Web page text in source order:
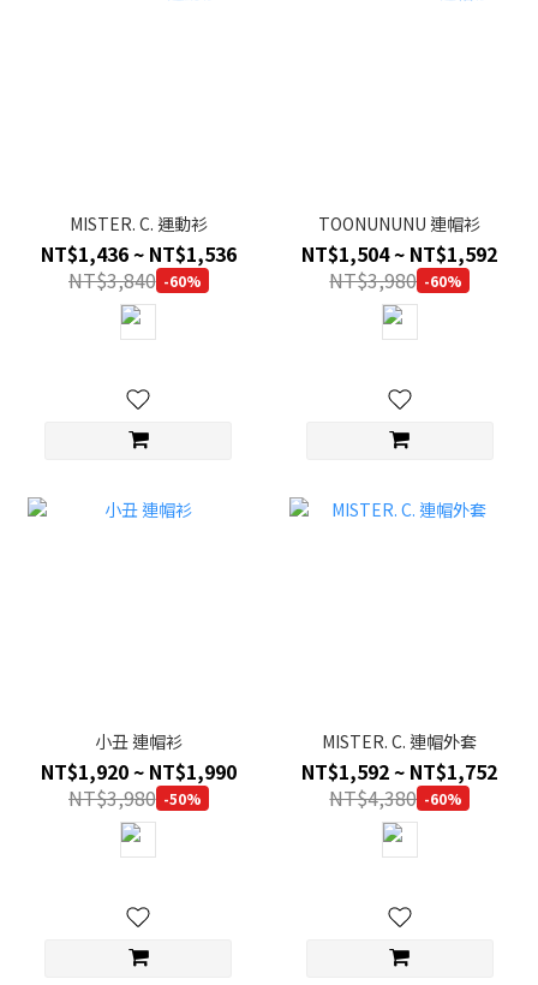
MISTER. C. 運動衫
NT$1,436 ~ NT$1,536
NT$3,840 -60%
TOONUNUNU 連帽衫
NT$1,504 ~ NT$1,592
NT$3,980 -60%
小丑 連帽衫
NT$1,920 ~ NT$1,990
NT$3,980 -50%
MISTER. C. 連帽外套
NT$1,592 ~ NT$1,752
NT$4,380 -60%